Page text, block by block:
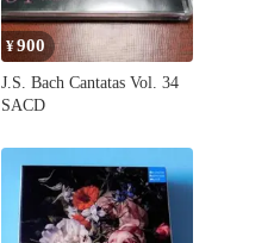
¥900
J.S. Bach Cantatas Vol. 34
SACD